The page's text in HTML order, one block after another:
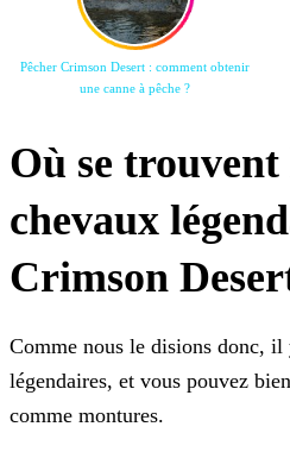
Pêcher Crimson Desert : comment obtenir
une canne à pêche ?
Où se
chevaux
Crimson
Comme nous le disions donc,
légendaires, et vous pouvez
comme montures.